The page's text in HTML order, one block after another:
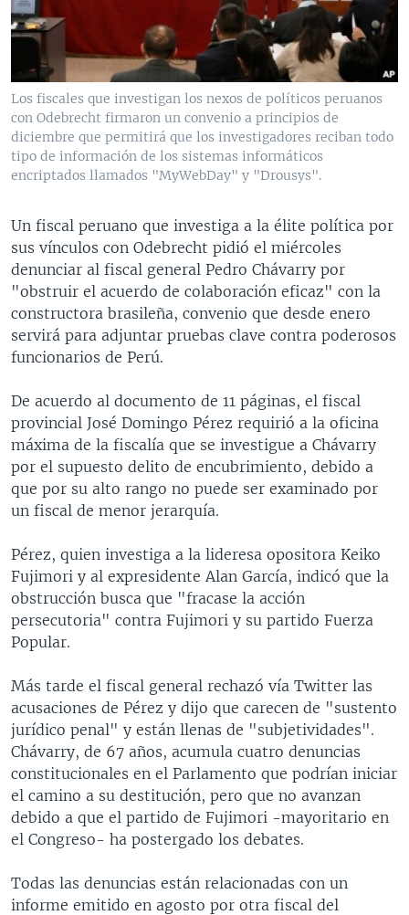
VENEZUELA
BRASIL
NICARAGUA
ECONOMÍA
ENTRETENIMIENTO Y CULTURA
TECNOLOGÍA
DEPORTES
CIENCIA Y SALUD
MULTIMEDIA
VIDEOS
FOTOGRAFÍA
AUDIOS
PROGRAMAS TV
EL MUNDO AL DÍA
FORO INTERAMERICANO
VISIÓN 360
LAS CLAVES
RADIO
AVANCE INFORMATIVO
AUDIONOTICIAS
BUENOS DÍAS AMÉRICA
EL MUNDO AL DÍA [RADIO]
FORO [RADIO]
DEPORTIVO INTERNACIONAL
NOTA ECONÓMICA
DIRECT
DOCUMENTALES DE LA VOA
SÍGANOS
Idiomas
Los fiscales que investigan los nexos de políticos peruanos
con Odebrecht firmaron un convenio a principios de
diciembre que permitirá que los investigadores reciban todo
tipo de información de los sistemas informáticos
encriptados llamados "MyWebDay" y "Drousys".
Un fiscal peruano que investiga a la élite política por
sus vínculos con Odebrecht pidió el miércoles
denunciar al fiscal general Pedro Chávarry por
"obstruir el acuerdo de colaboración eficaz" con la
constructora brasileña, convenio que desde enero
servirá para adjuntar pruebas clave contra poderosos
funcionarios de Perú.
De acuerdo al documento de 11 páginas, el fiscal
provincial José Domingo Pérez requirió a la oficina
máxima de la fiscalía que se investigue a Chávarry
por el supuesto delito de encubrimiento, debido a
que por su alto rango no puede ser examinado por
un fiscal de menor jerarquía.
Pérez, quien investiga a la lideresa opositora Keiko
Fujimori y al expresidente Alan García, indicó que la
obstrucción busca que "fracase la acción
persecutoria" contra Fujimori y su partido Fuerza
Popular.
Más tarde el fiscal general rechazó vía Twitter las
acusaciones de Pérez y dijo que carecen de "sustento
jurídico penal" y están llenas de "subjetividades".
Chávarry, de 67 años, acumula cuatro denuncias
constitucionales en el Parlamento que podrían iniciar
el camino a su destitución, pero que no avanzan
debido a que el partido de Fujimori -mayoritario en
el Congreso- ha postergado los debates.
Todas las denuncias están relacionadas con un
informe emitido en agosto por otra fiscal del